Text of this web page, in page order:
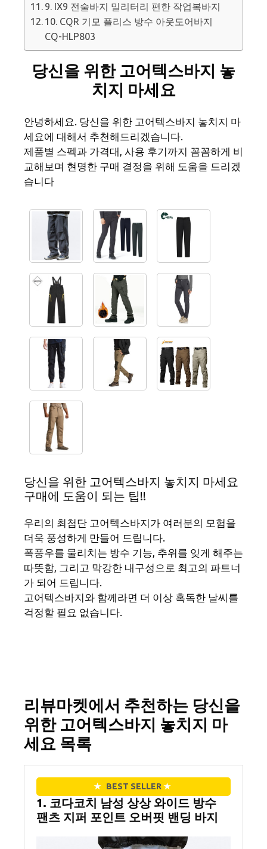
9. IX9 전술바지 밀리터리 편한 작업복바지
10. CQR 기모 플리스 방수 아웃도어바지
CQ-HLP803
당신을 위한 고어텍스바지 놓
치지 마세요
안녕하세요. 당신을 위한 고어텍스바지 놓치지 마
세요에 대해서 추천해드리겠습니다.
제품별 스펙과 가격대, 사용 후기까지 꼼꼼하게 비
교해보며 현명한 구매 결정을 위해 도움을 드리겠
습니다
당신을 위한 고어텍스바지 놓치지 마세요
구매에 도움이 되는 팁!!
우리의 최첨단 고어텍스바지가 여러분의 모험을
더욱 풍성하게 만들어 드립니다.
폭풍우를 물리치는 방수 기능, 추위를 잊게 해주는
따뜻함, 그리고 막강한 내구성으로 최고의 파트너
가 되어 드립니다.
고어텍스바지와 함께라면 더 이상 혹독한 날씨를
걱정할 필요 없습니다.
리뷰마켓에서 추천하는 당신을
위한 고어텍스바지 놓치지 마
세요 목록
★ BEST SELLER ★
1. 코다코치 남성 상상 와이드 방수
팬츠 지퍼 포인트 오버핏 밴딩 바지